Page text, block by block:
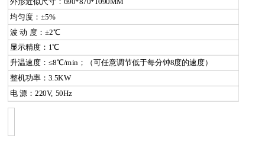
均匀度：±5%
波 动 度：±2℃
显示精度：1℃
升温速度：≤8℃/min；（可任意调节低于每分钟8度的速度）
整机功率：3.5KW
电 源：220V, 50Hz